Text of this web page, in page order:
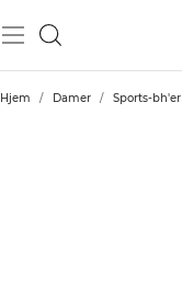
Hjem / Damer / Sports-bh'er